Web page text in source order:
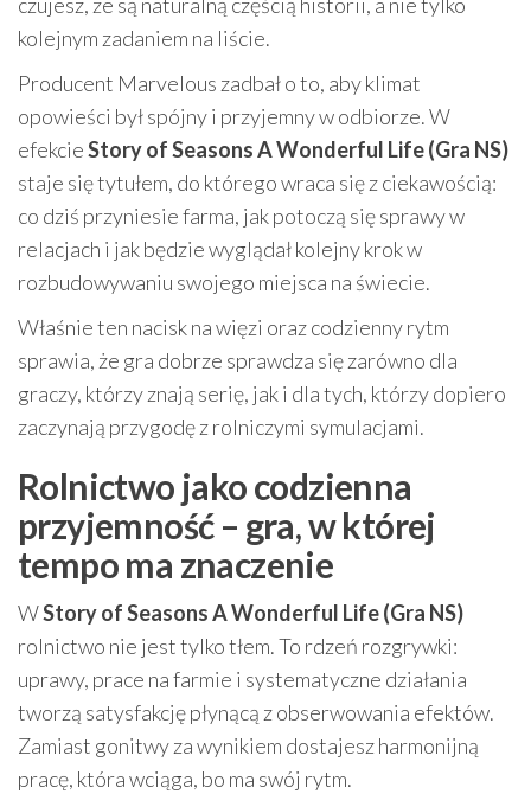
kolejnym zadaniem na liście.
Producent Marvelous zadbał o to, aby klimat
opowieści był spójny i przyjemny w odbiorze. W
efekcieStory of Seasons A Wonderful Life (Gra NS)
staje się tytułem, do którego wraca się z ciekawością:
co dziś przyniesie farma, jak potoczą się sprawy w
relacjach i jak będzie wyglądał kolejny krok w
rozbudowywaniu swojego miejsca na świecie.
Właśnie ten nacisk na więzi oraz codzienny rytm
sprawia, że gra dobrze sprawdza się zarówno dla
graczy, którzy znają serię, jak i dla tych, którzy dopiero
zaczynają przygodę z rolniczymi symulacjami.
Rolnictwo jako codzienna
przyjemność – gra, w której
tempo ma znaczenie
WStory of Seasons A Wonderful Life (Gra NS)
rolnictwo nie jest tylko tłem. To rdzeń rozgrywki:
uprawy, prace na farmie i systematyczne działania
tworzą satysfakcję płynącą z obserwowania efektów.
Zamiast gonitwy za wynikiem dostajesz harmonijną
pracę, która wciąga, bo ma swój rytm.